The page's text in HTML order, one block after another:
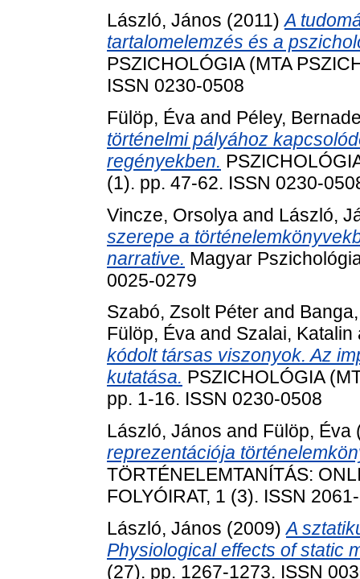
László, János (2011)A
tartalomelemzés és a
PSZICHOLÓGIA (MTA
ISSN 0230-0508
Fülöp, Éva and Péley,
történelmi pályához
regényekben.
(1). pp. 47-62. ISSN 0230-
Vincze, Orsolya and László,
szerepe a
narrative. Magyar
0025-0279
Szabó, Zsolt Péter and
Fülöp, Éva and Szalai, Katalin
kódolt társas viszonyok. Az
kutatása. PSZICHOLÓGIA
pp. 1-16. ISSN 0230-0508
László, János and Fülöp, Éva
reprezentációja
TÖRTÉNELEMTANÍTÁS:
FOLYÓIRAT, 1 (3). ISSN
László, János (2009)A
Physiological effects of static
(27). pp. 1267-1273. ISSN